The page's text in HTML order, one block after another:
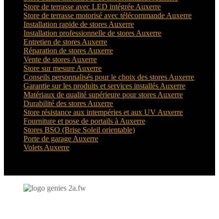
Store de terrasse avec LED intégrée Auxerre
Store de terrasse motorisé avec télécommande Auxerre
Installation rapide de stores Auxerre
Installation professionnelle de stores Auxerre
Entretien de stores Auxerre
Réparation de stores Auxerre
Vente de stores Auxerre
Store sur mesure Auxerre
Conseils personnalisés pour le choix des stores Auxerre
Garantie sur les produits et services installés Auxerre
Matériaux de qualité supérieure pour stores Auxerre
Durabilité des stores Auxerre
Store résistance aux intempéries et aux UV Auxerre
Fourniture et pose de portails à Auxerre
Stores BSO (Brise Soleil orientable)
Porte de garage Auxerre
Volets Auxerre